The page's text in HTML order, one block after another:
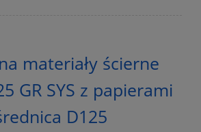
materiały ścierne
GR SYS z papierami
D125